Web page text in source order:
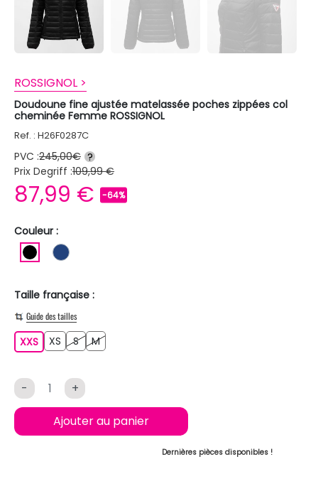
ROSSIGNOL >
Doudoune fine ajustée matelassée poches zippées col
cheminée Femme ROSSIGNOL
Ref. : H26F0287C
PVC :245,00€ ?
Prix Degriff :109,99 €
87,99 € -64%
Couleur :
NOIR BLEU FONCE
Taille française :
Guide des tailles
XXSXXSXS XSSS MM
- +
Ajouter au panier
Dernières pièces disponibles !